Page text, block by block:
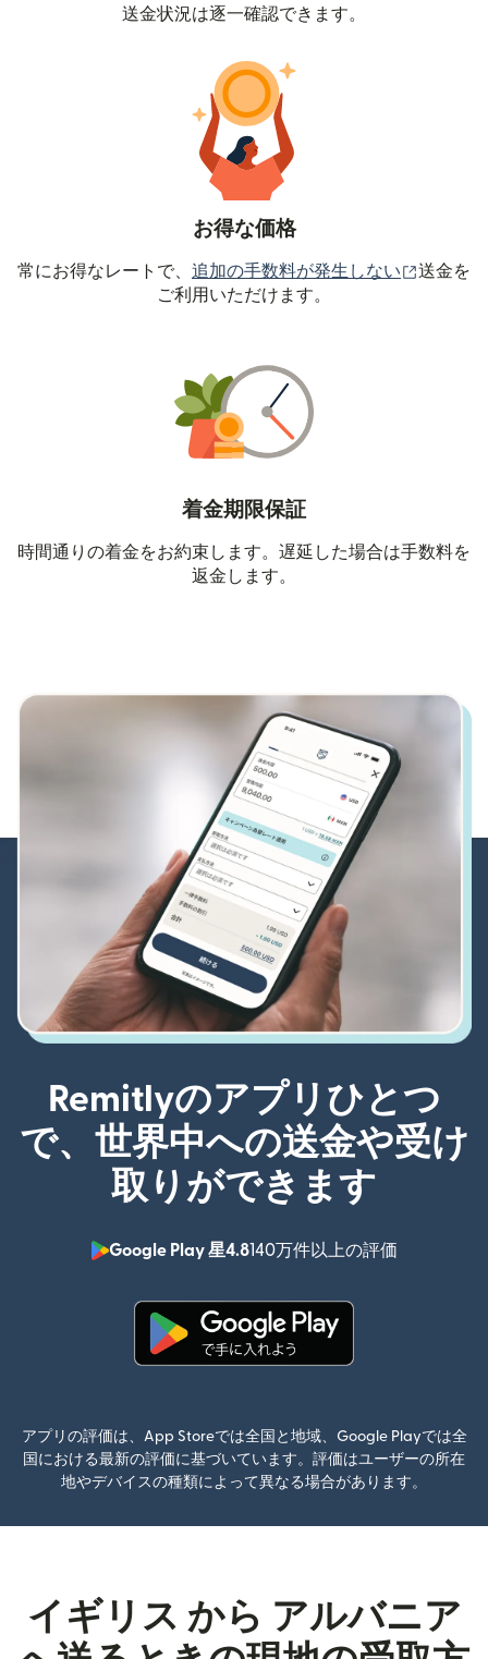
送金状況は逐一確認できます。
お得な価格
常にお得なレートで、 追加の手数料が発生しない （別ウ
送金を
ご利用いただけます。
着金期限保証
時間通りの着金をお約束します。遅延した場合は手数料を
返金します。
Remitlyのアプリひとつ
で、世界中への送金や受け
取りができます
Google Play 星4.8140万件以上の評価
（別ウィン
アプリの評価は、App Storeでは全国と地域、Google Playでは全
国における最新の評価に基づいています。評価はユーザーの所在
地やデバイスの種類によって異なる場合があります。
イギリス から アルバニア